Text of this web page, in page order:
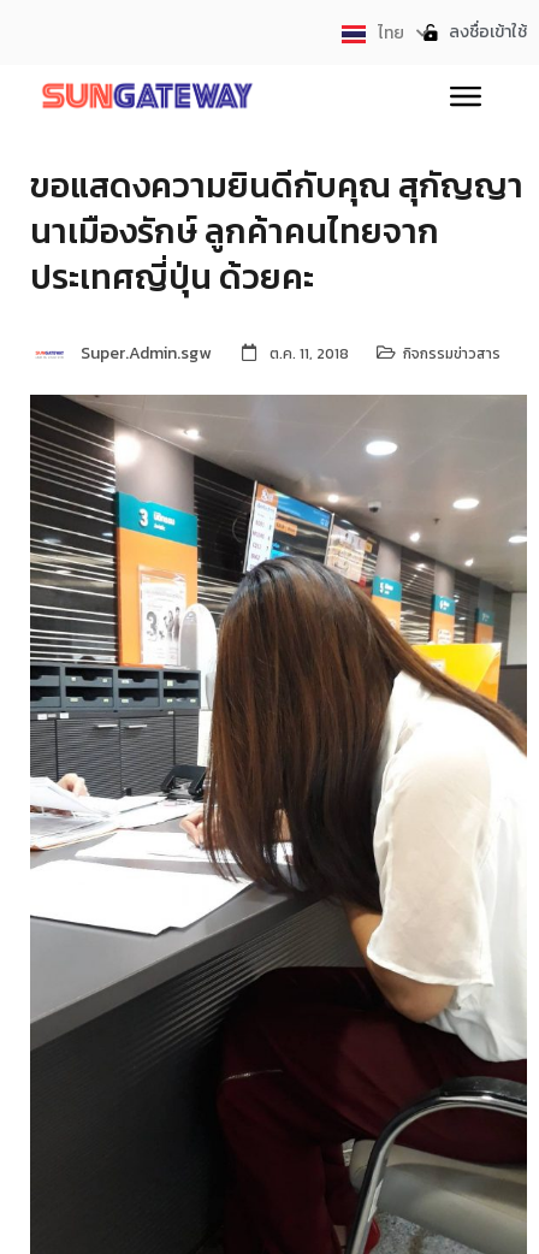
ไทย
English ลงชื่อเข้าใช้
ขอแสดงความยินดีกับคุณ สุกัญญา
นาเมืองรักษ์ ลูกค้าคนไทยจาก
ประเทศญี่ปุ่น ด้วยคะ
Super.Admin.sgw ต.ค. 11, 2018 กิจกรรมข่าวสาร